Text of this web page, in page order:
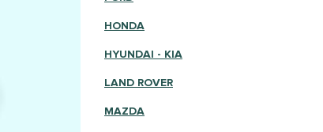
HONDA
HYUNDAI - KIA
LAND ROVER
MAZDA